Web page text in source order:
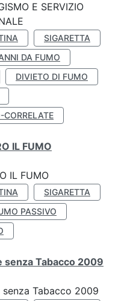
E SERVIZIO
SIGARETTA
DA FUMO
DIVIETO DI FUMO
CORRELATE
IL FUMO
IL FUMO
SIGARETTA
PASSIVO
senza Tabacco 2009
Tabacco 2009